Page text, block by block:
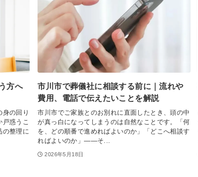
方へ
の回り
惑うこ
の整理に
市川市で葬儀社に相談する前に｜流れや
費用、電話で伝えたいことを解説
市川市でご家族とのお別れに直面したとき、頭の中
が真っ白になってしまうのは自然なことです。「何
を、どの順番で進めればよいのか」「どこへ相談す
ればよいのか」――そ...
2026年5月18日